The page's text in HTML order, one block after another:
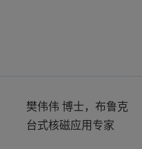
樊伟伟 博士，布鲁克
台式核磁应用专家